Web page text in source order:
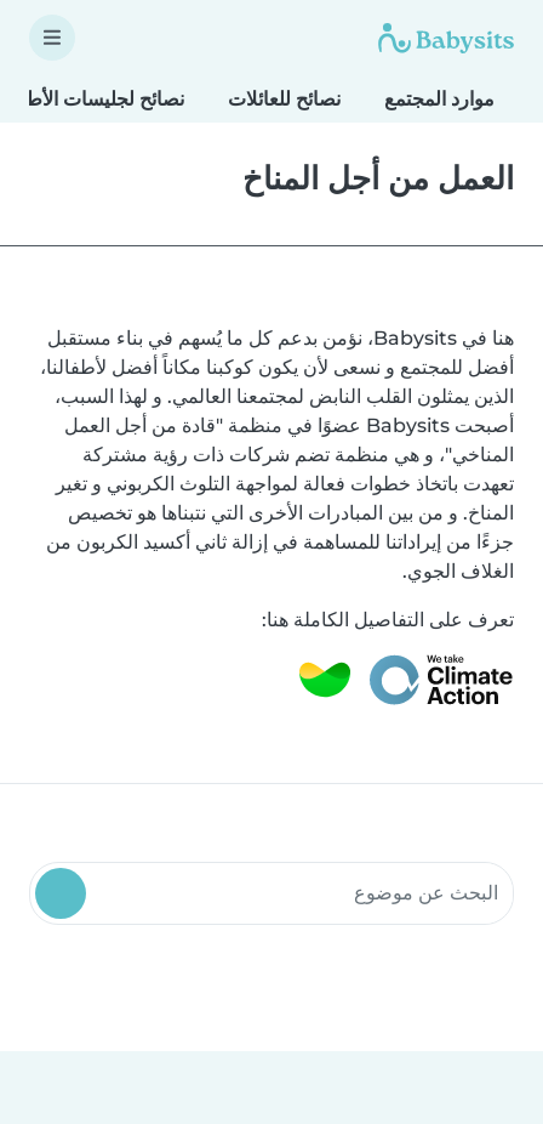
موارد المجتمع نصائح للعائلات نصائح لجليسات
العمل من أجل المناخ
هنا في Babysits، نؤمن بدعم كل ما يُسهم في بناء مستقبل
أفضل للمجتمع و نسعى لأن يكون كوكبنا مكاناً أفضل لأطفالنا،
الذين يمثلون القلب النابض لمجتمعنا العالمي. و لهذا السبب،
أصبحت Babysits عضوًا في منظمة "قادة من أجل العمل
المناخي"، و هي منظمة تضم شركات ذات رؤية مشتركة
تعهدت باتخاذ خطوات فعالة لمواجهة التلوث الكربوني و تغير
المناخ. و من بين المبادرات الأخرى التي نتبناها هو تخصيص
جزءًا من إيراداتنا للمساهمة في إزالة ثاني أكسيد الكربون من
الغلاف الجوي.
تعرف على التفاصيل الكاملة هنا:
البحث في موارد المجتمع